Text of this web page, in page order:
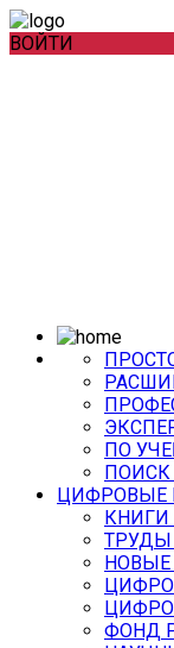
ВОЙТИ
ПО
ПОИСК
ЦИФРОВЫЕ
КНИГИ
ТРУДЫ
НОВЫЕ
ФОНД